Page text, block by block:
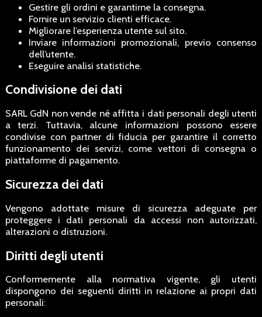
Gestire gli ordini e garantirne la consegna.
Fornire un servizio clienti efficace.
Migliorare l’esperienza utente sul sito.
Inviare informazioni promozionali, previo consenso
dell’utente.
Eseguire analisi statistiche.
Condivisione dei dati
SARL GdN non vende né affitta i dati personali degli utenti
a terzi. Tuttavia, alcune informazioni possono essere
condivise con partner di fiducia per garantire il corretto
funzionamento dei servizi, come vettori di consegna o
piattaforme di pagamento.
Sicurezza dei dati
Vengono adottate misure di sicurezza adeguate per
proteggere i dati personali da accessi non autorizzati,
alterazioni o distruzioni.
Diritti degli utenti
Conformemente alla normativa vigente, gli utenti
dispongono dei seguenti diritti in relazione ai propri dati
personali: